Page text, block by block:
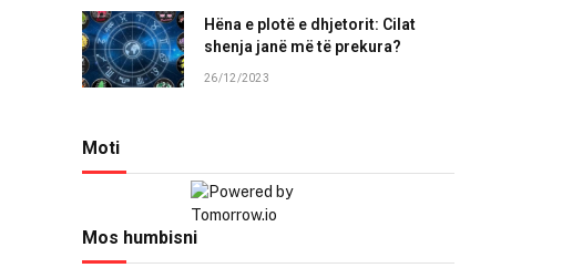
Hëna e plotë e dhjetorit: Cilat
shenja janë më të prekura?
26/12/2023
Moti
Mos humbisni